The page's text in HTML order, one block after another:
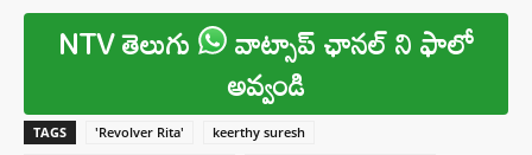
NTV తెలుగు వాట్సాప్ ఛానల్ ని ఫాలో
అవ్వండి
TAGS 'Revolver Rita'
keerthy suresh